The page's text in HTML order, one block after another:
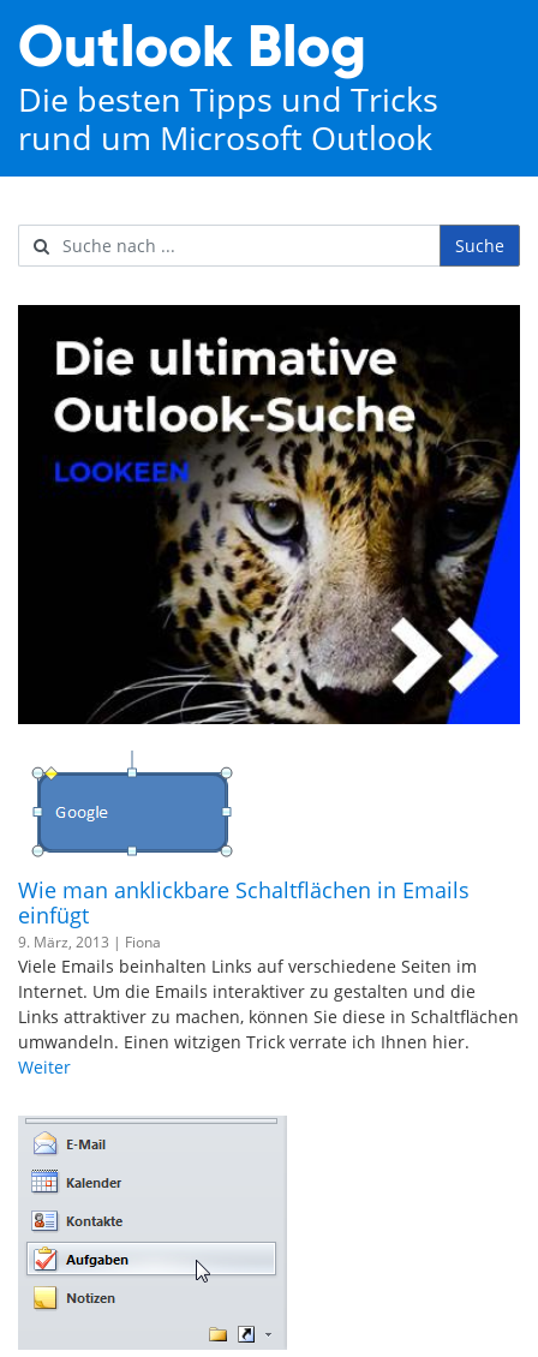
Outlook Blog
Die besten Tipps und Tricks
rund um Microsoft Outlook
Username
Suche
Wie man anklickbare Schaltflächen in Emails
einfügt
9. März, 2013 | Fiona
Viele Emails beinhalten Links auf verschiedene Seiten im
Internet. Um die Emails interaktiver zu gestalten und die
Links attraktiver zu machen, können Sie diese in Schaltflächen
umwandeln. Einen witzigen Trick verrate ich Ihnen hier.
Weiter